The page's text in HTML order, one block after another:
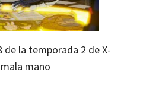
de la temporada 2 de X-
mano